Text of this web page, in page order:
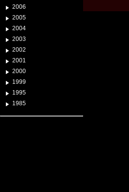
2006
2005
2004
2003
2002
2001
2000
1999
1995
1985